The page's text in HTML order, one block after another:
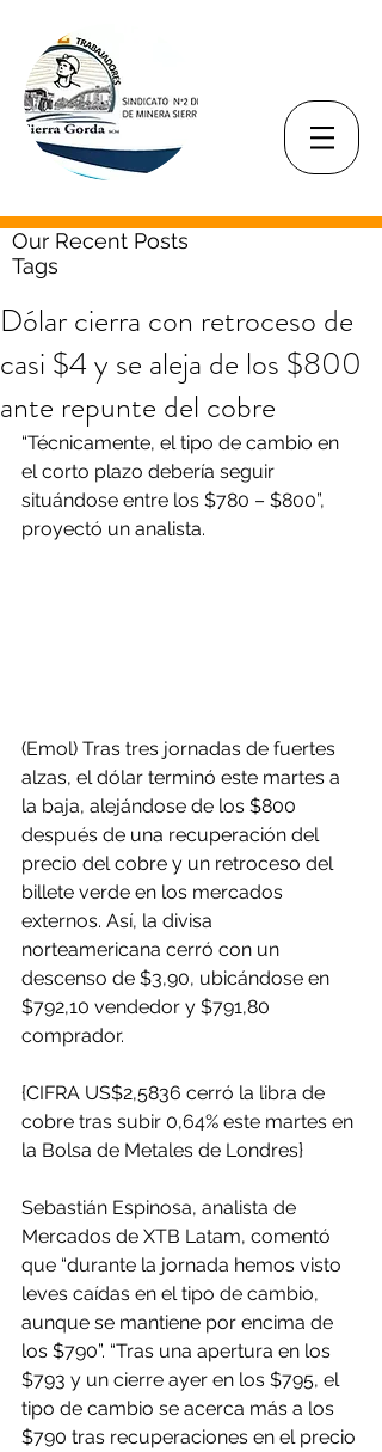
Our Recent Posts
Tags
Dólar cierra con retroceso de
casi $4 y se aleja de los $800
ante repunte del cobre
“Técnicamente, el tipo de cambio en
el corto plazo debería seguir
situándose entre los $780 – $800”,
proyectó un analista.
(Emol) Tras tres jornadas de fuertes
alzas, el dólar terminó este martes a
la baja, alejándose de los $800
después de una recuperación del
precio del cobre y un retroceso del
billete verde en los mercados
externos. Así, la divisa
norteamericana cerró con un
descenso de $3,90, ubicándose en
$792,10 vendedor y $791,80
comprador.
{CIFRA US$2,5836 cerró la libra de
cobre tras subir 0,64% este martes en
la Bolsa de Metales de Londres}
Sebastián Espinosa, analista de
Mercados de XTB Latam, comentó
que “durante la jornada hemos visto
leves caídas en el tipo de cambio,
aunque se mantiene por encima de
los $790”. “Tras una apertura en los
$793 y un cierre ayer en los $795, el
tipo de cambio se acerca más a los
$790 tras recuperaciones en el precio